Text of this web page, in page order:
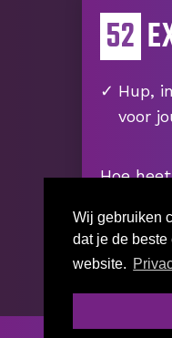
Wij gebruiken
dat je de
website.
52
Hup,
voor